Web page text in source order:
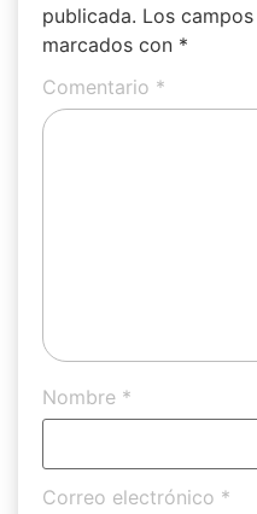
publicada. Los
marcados con *
Comentario *
Nombre *
Correo electrónico *